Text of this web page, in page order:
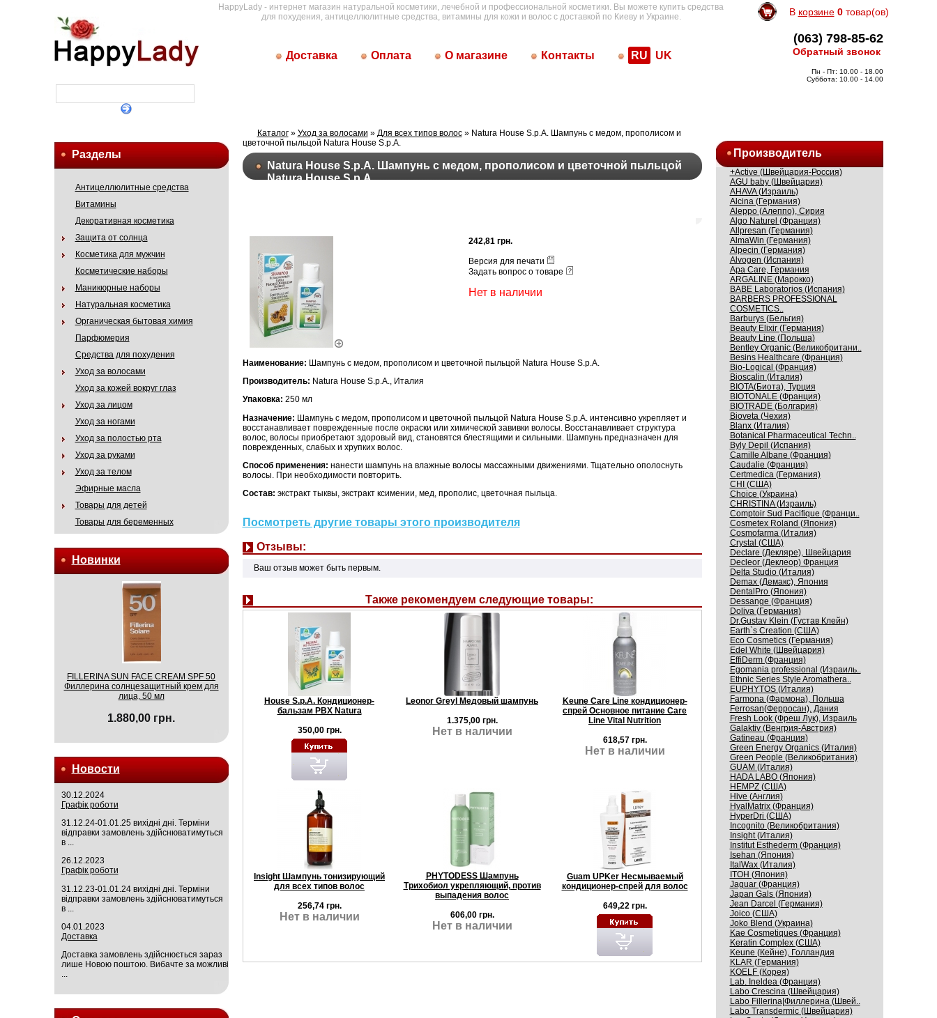
HappyLady - интернет магазин натуральной косметики, лечебной и профессиональной косметики. Вы можете купить средства
для похудения, антицеллюлитные средства, витамины для кожи и волос с доставкой по Киеву и Украине.
Доставка Оплата О магазине Контакты RU UK
В корзине 0товар(ов)
(063) 798-85-62
Обратный звонок
Пн - Пт: 10.00 - 18.00
Суббота: 10.00 - 14.00
Разделы
Антицеллюлитные средства
Витамины
Декоративная косметика
Защита от солнца
Косметика для мужчин
Косметические наборы
Маникюрные наборы
Натуральная косметика
Органическая бытовая химия
Парфюмерия
Средства для похудения
Уход за волосами
Уход за кожей вокруг глаз
Уход за лицом
Уход за ногами
Уход за полостью рта
Уход за руками
Уход за телом
Эфирные масла
Товары для детей
Товары для беременных
Новинки
FILLERINA SUN FACE CREAM SPF 50
Филлерина солнцезащитный крем для
лица, 50 мл
1.880,00 грн.
Новости
30.12.2024
Графік роботи
31.12.24-01.01.25 вихідні дні. Терміни
відправки замовлень здійснюватимуться
в ...
26.12.2023
Графік роботи
31.12.23-01.01.24 вихідні дні. Терміни
відправки замовлень здійснюватимуться
в ...
04.01.2023
Доставка
Доставка замовлень здійснюється зараз
лише Новою поштою. Вибачте за можливі
...
Каталог» Уход за волосами » Для всех типов волос» Natura House S.p.A. Шампунь с медом, прополисом и
цветочной пыльцой Natura House S.p.A.
Natura House S.p.A. Шампунь с медом, прополисом и цветочной пыльцой
Natura House S.p.A.
242,81 грн.
Версия для печати
Задать вопрос о товаре
Нет в наличии
Наименование: Шампунь с медом, прополисом и цветочной пыльцой Natura House S.p.A.
Производитель: Natura House S.p.A., Италия
Упаковка: 250 мл
Назначение: Шампунь с медом, прополисом и цветочной пыльцой Natura House S.p.A. интенсивно укрепляет и
восстанавливает поврежденные после окраски или химической завивки волосы. Восстанавливает структура
волос, волосы приобретают здоровый вид, становятся блестящими и сильными. Шампунь предназначен для
поврежденных, слабых и хрупких волос.
Способ применения: нанести шампунь на влажные волосы массажными движениями. Тщательно ополоснуть
волосы. При необходимости повторить.
Состав: экстракт тыквы, экстракт ксимении, мед, прополис, цветочная пыльца.
Посмотреть другие товары этого производителя
Отзывы:
Ваш отзыв может быть первым.
Также рекомендуем следующие товары:
House S.p.A. Кондиционер-
бальзам РВХ Natura
350,00 грн.
Leonor Greyl Медовый шампунь
1.375,00 грн.
Нет в наличии
Keune Care Line кондиционер-
спрей Основное питание Care
Line Vital Nutrition
618,57 грн.
Нет в наличии
Insight Шампунь тонизирующий
для всех типов волос
256,74 грн.
Нет в наличии
PHYTODESS Шампунь
Трихобиол укрепляющий, против
выпадения волос
606,00 грн.
Нет в наличии
Guam UPKer Несмываемый
кондиционер-спрей для волос
649,22 грн.
Производитель
+Active (Швейцария-Россия)
AGU baby (Швейцария)
AHAVA (Израиль)
Alcina (Германия)
Aleppo (Алеппо), Сирия
Algo Naturel (Франция)
Allpresan (Германия)
AlmaWin (Германия)
Alpecin (Германия)
Alvogen (Испания)
Apa Care, Германия
ARGALINE (Марокко)
BABE Laboratorios (Испания)
BARBERS PROFESSIONAL
COSMETICS..
Barburys (Бельгия)
Beauty Elixir (Германия)
Beauty Line (Польша)
Bentley Organic (Великобритани..
Besins Healthcare (Франция)
Bio-Logical (Франция)
Bioscalin (Италия)
BIOTA(Биота), Турция
BIOTONALE (Франция)
BIOTRADE (Болгария)
Bioveta (Чехия)
Blanx (Италия)
Botanical Pharmaceutical Techn..
Byly Depil (Испания)
Camille Albane (Франция)
Caudalie (Франция)
Certmedica (Германия)
CHI (США)
Choice (Украина)
CHRISTINA (Израиль)
Comptoir Sud Pacifique (Франци..
Cosmetex Roland (Япония)
Cosmofarma (Италия)
Crystal (США)
Declare (Декляре), Швейцария
Decleor (Деклеор) Франция
Delta Studio (Италия)
Demax (Демакс), Япония
DentalPro (Япония)
Dessange (Франция)
Doliva (Германия)
Dr.Gustav Klein (Густав Клейн)
Earth`s Creation (США)
Eco Cosmetics (Германия)
Edel White (Швейцария)
EffiDerm (Франция)
Egomania professional (Израиль..
Ethnic Series Style Aromathera..
EUPHYTOS (Италия)
Farmona (Фармона), Польша
Ferrosan(Ферросан), Дания
Fresh Look (Фреш Лук), Израиль
Galaktiv (Венгрия-Австрия)
Gatineau (Франция)
Green Energy Organics (Италия)
Green People (Великобритания)
GUAM (Италия)
HADA LABO (Япония)
HEMPZ (США)
Hive (Англия)
HyalMatrix (Франция)
HyperDri (США)
Incognito (Великобритания)
Insight (Италия)
Institut Esthederm (Франция)
Isehan (Япония)
ItalWax (Италия)
ITOH (Япония)
Jaguar (Франция)
Japan Gals (Япония)
Jean Darcel (Германия)
Joico (США)
Joko Blend (Украина)
Kaе Cosmеtiques (Франция)
Keratin Complex (США)
Keune (Кейне), Голландия
KLAR (Германия)
KOELF (Корея)
Lab. Ineldea (Франция)
Labo Crescina (Швейцария)
Labo Fillerina|Филлерина (Швей..
Labo Transdermic (Швейцария)